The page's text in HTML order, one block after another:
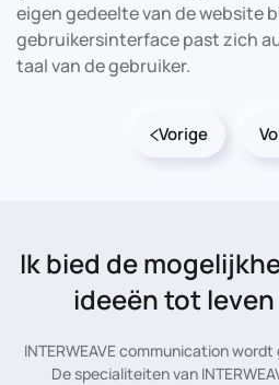
eigen gedeelte van de website
gebruikersinterface past zich
taal van de gebruiker.
Vorige
Ik bied de
ideeën tot
INTERWEAVE communication
De specialiteiten van